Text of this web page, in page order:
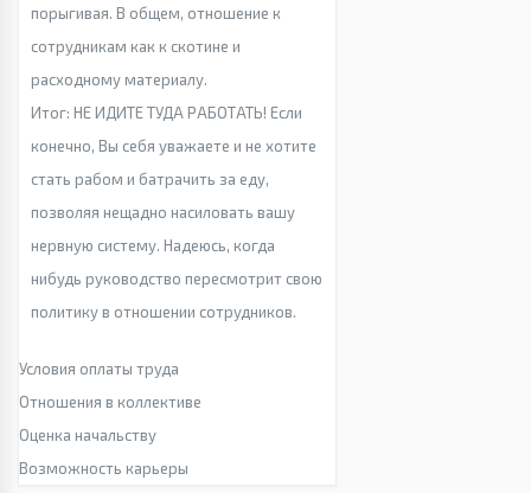
порыгивая. В общем, отношение к
сотрудникам как к скотине и
расходному материалу.
Итог: НЕ ИДИТЕ ТУДА РАБОТАТЬ! Если
конечно, Вы себя уважаете и не хотите
стать рабом и батрачить за еду,
позволяя нещадно насиловать вашу
нервную систему. Надеюсь, когда
нибудь руководство пересмотрит свою
политику в отношении сотрудников.
Условия оплаты труда
Отношения в коллективе
Оценка начальству
Возможность карьеры